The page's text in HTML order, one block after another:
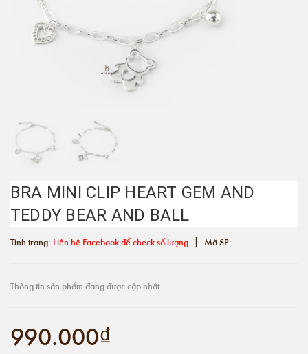
BRA MINI CLIP HEART GEM AND
TEDDY BEAR AND BALL
Tình trạng: Liên hệ Facebook để check số lượng | Mã SP:
Thông tin sản phẩm đang được cập nhật.
990.000₫